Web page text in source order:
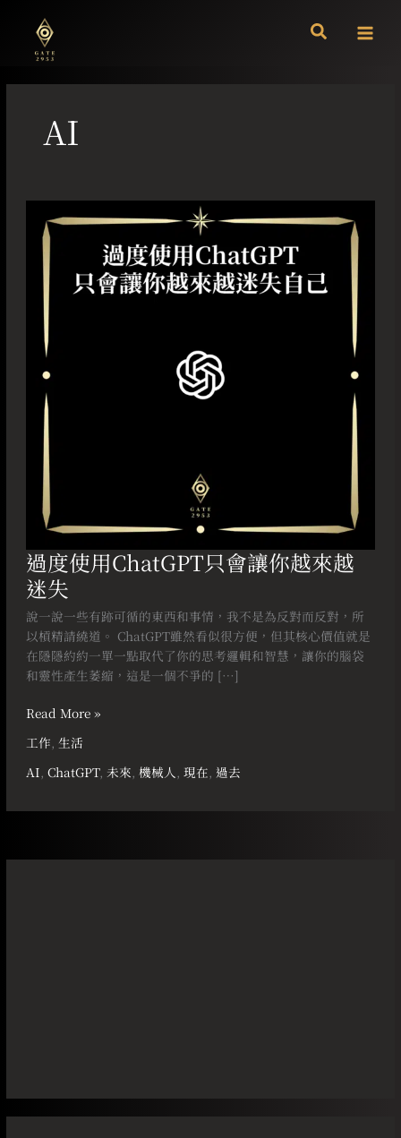
內
AI
過度使用ChatGPT只會讓你越來越
迷失
說一說一些有跡可循的東西和事情，我不是為反對而反對，所
以槓精請繞道。 ChatGPT雖然看似很方便，但其核心價值就是
在隱隱約約一單一點取代了你的思考邏輯和智慧，讓你的腦袋
和靈性產生萎縮，這是一個不爭的 […]
ChatGPT
Read More »
工作,生活
AI,ChatGPT, 未來,機械人 ,現在, 過去